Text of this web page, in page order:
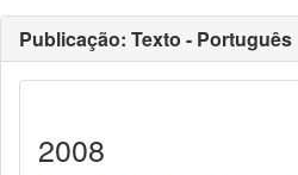
Publicação: Texto - Português
2008